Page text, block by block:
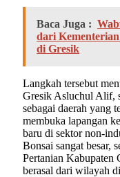
Baca Juga :
dari
di Gresik
Langkah tersebut
Gresik Asluchul Alif,
sebagai daerah yang
membuka lapangan
baru di sektor non-
Bonsai sangat besar,
Pertanian Kabupaten
berasal dari wilayah